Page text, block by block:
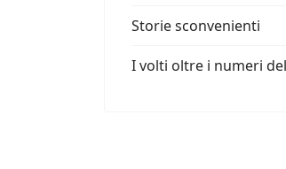
Storie sconvenienti
I volti oltre i numeri